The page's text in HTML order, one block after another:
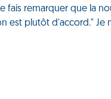
fais remarquer que la
est plutôt d'accord." Je